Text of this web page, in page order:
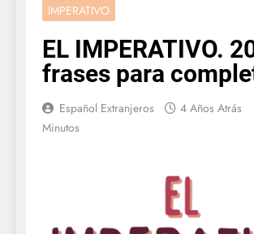
IMPERATIVO
EL IMPERATIVO.
frases para
Español Extranjeros 4 Años Atrás
Minutos